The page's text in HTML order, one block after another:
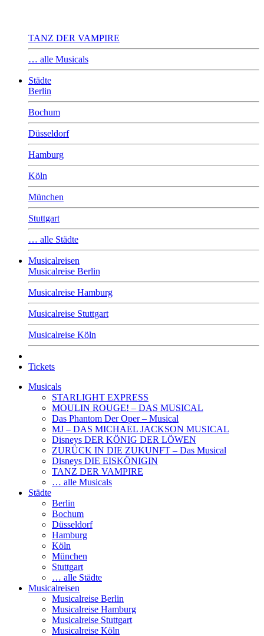
TANZ DER VAMPIRE
… alle Musicals
Städte
Berlin
Bochum
Düsseldorf
Hamburg
Köln
München
Stuttgart
… alle Städte
Musicalreisen
Musicalreise Berlin
Musicalreise Hamburg
Musicalreise Stuttgart
Musicalreise Köln
Tickets
Musicals
STARLIGHT EXPRESS
MOULIN ROUGE! – DAS MUSICAL
Das Phantom Der Oper – Musical
MJ – DAS MICHAEL JACKSON MUSICAL
Disneys DER KÖNIG DER LÖWEN
ZURÜCK IN DIE ZUKUNFT – Das Musical
Disneys DIE EISKÖNIGIN
TANZ DER VAMPIRE
… alle Musicals
Städte
Berlin
Bochum
Düsseldorf
Hamburg
Köln
München
Stuttgart
… alle Städte
Musicalreisen
Musicalreise Berlin
Musicalreise Hamburg
Musicalreise Stuttgart
Musicalreise Köln